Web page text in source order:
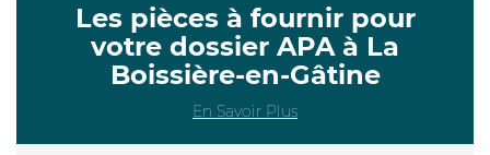
Les pièces à fournir pour
votre dossier APA à La
Boissière-en-Gâtine
En Savoir Plus